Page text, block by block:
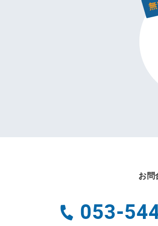
お問
053-